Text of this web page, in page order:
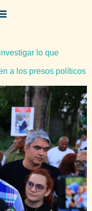
lo que
a los presos políticos